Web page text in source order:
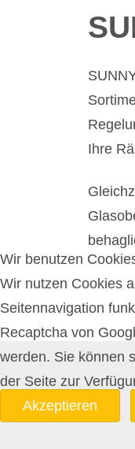
Ihre
Wir benutzen
Wir nutzen Cookies
Seitennavigation
Recaptcha von
werden. Sie können
der Seite zur
Akzeptieren